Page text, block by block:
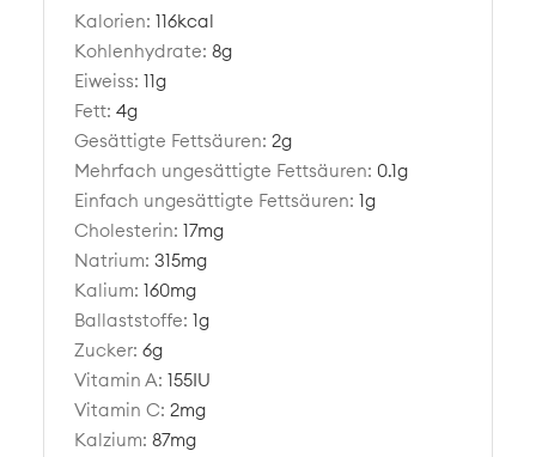
Kalorien:116kcal
Kohlenhydrate:8g
Eiweiss:11g
Fett:4g
Gesättigte Fettsäuren:2g
Mehrfach ungesättigte Fettsäuren: 0.1g
Einfach ungesättigte Fettsäuren:1g
Cholesterin:17mg
Natrium:315mg
Kalium:160mg
Ballaststoffe:1g
Zucker:6g
Vitamin A:155IU
Vitamin C:2mg
Kalzium:87mg